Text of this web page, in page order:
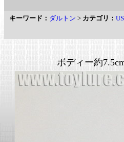
キーワード： ダルトン > カテゴリ：
ボディー約